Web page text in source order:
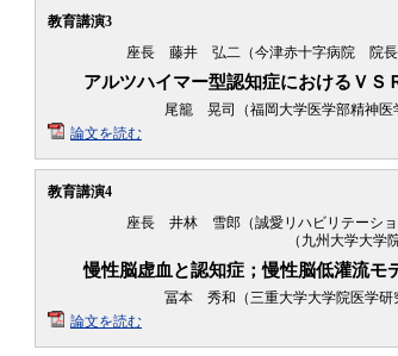
教育講演3
座長 藤井 弘二（今津赤十字病院 院長
アルツハイマー型認知症におけるＶＳ
尾籠 晃司（福岡大学医学部精神医
論文を読む
教育講演4
座長 井林 雪郎（誠愛リハビリテーショ
（九州大学大学院医学研究
慢性脳虚血と認知症；慢性脳低灌流モ
冨本 秀和（三重大学大学院医学研
論文を読む